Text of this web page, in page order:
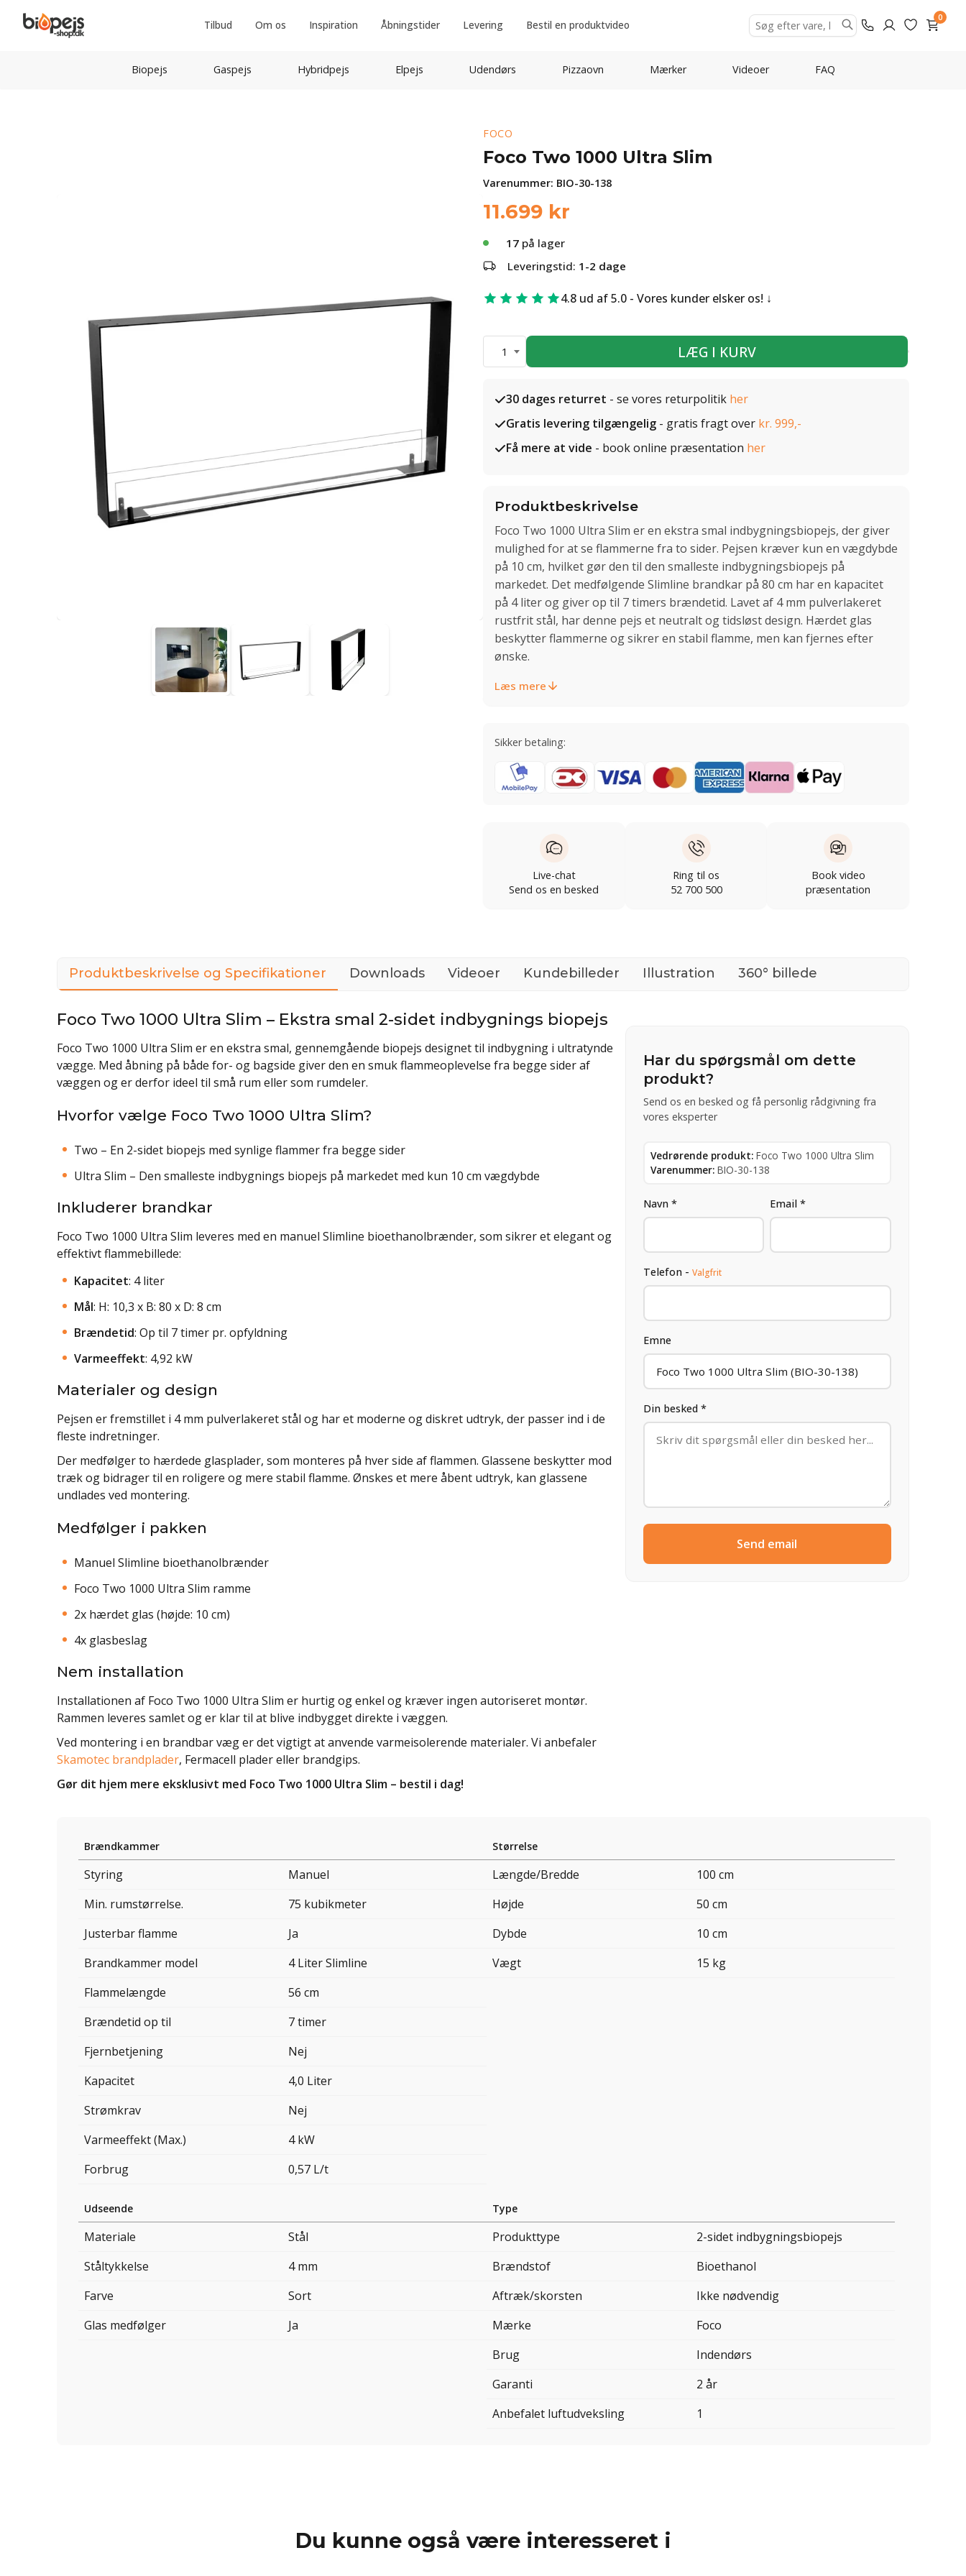
Tilbud Om os Inspiration Åbningstider Levering Bestil en produktvideo
0
Biopejs Gaspejs Hybridpejs Elpejs Udendørs Pizzaovn Mærker Videoer FAQ
FOCO
Foco Two 1000 Ultra Slim
Varenummer: BIO-30-138
11.699 kr
17 på lager
Leveringstid: 1-2 dage
4.8 ud af 5.0 - Vores kunder elsker os!
1 LÆG I KURV
30 dages returret - se vores returpolitik her
Gratis levering tilgængelig - gratis fragt over kr. 999,-
Få mere at vide - book online præsentation her
Produktbeskrivelse
Foco Two 1000 Ultra Slim er en ekstra smal indbygningsbiopejs, der giver
mulighed for at se flammerne fra to sider. Pejsen kræver kun en vægdybde
på 10 cm, hvilket gør den til den smalleste indbygningsbiopejs på
markedet. Det medfølgende Slimline brandkar på 80 cm har en kapacitet
på 4 liter og giver op til 7 timers brændetid. Lavet af 4 mm pulverlakeret
rustfrit stål, har denne pejs et neutralt og tidsløst design. Hærdet glas
beskytter flammerne og sikrer en stabil flamme, men kan fjernes efter
ønske.
Læs mere
Sikker betaling:
Live-chat
Send os en besked
Ring til os
52 700 500
Book video
præsentation
Produktbeskrivelse og Specifikationer Downloads Videoer Kundebilleder Illustration 360° billede
Foco Two 1000 Ultra Slim – Ekstra smal 2-sidet indbygnings biopejs
Foco Two 1000 Ultra Slim er en ekstra smal, gennemgående biopejs designet til indbygning i ultratynde
vægge. Med åbning på både for- og bagside giver den en smuk flammeoplevelse fra begge sider af
væggen og er derfor ideel til små rum eller som rumdeler.
Hvorfor vælge Foco Two 1000 Ultra Slim?
Two – En 2-sidet biopejs med synlige flammer fra begge sider
Ultra Slim – Den smalleste indbygnings biopejs på markedet med kun 10 cm vægdybde
Inkluderer brandkar
Foco Two 1000 Ultra Slim leveres med en manuel Slimline bioethanolbrænder, som sikrer et elegant og
effektivt flammebillede:
Kapacitet: 4 liter
Mål: H: 10,3 x B: 80 x D: 8 cm
Brændetid: Op til 7 timer pr. opfyldning
Varmeeffekt: 4,92 kW
Materialer og design
Pejsen er fremstillet i 4 mm pulverlakeret stål og har et moderne og diskret udtryk, der passer ind i de
fleste indretninger.
Der medfølger to hærdede glasplader, som monteres på hver side af flammen. Glassene beskytter mod
træk og bidrager til en roligere og mere stabil flamme. Ønskes et mere åbent udtryk, kan glassene
undlades ved montering.
Medfølger i pakken
Manuel Slimline bioethanolbrænder
Foco Two 1000 Ultra Slim ramme
2x hærdet glas (højde: 10 cm)
4x glasbeslag
Nem installation
Installationen af Foco Two 1000 Ultra Slim er hurtig og enkel og kræver ingen autoriseret montør.
Rammen leveres samlet og er klar til at blive indbygget direkte i væggen.
Ved montering i en brandbar væg er det vigtigt at anvende varmeisolerende materialer. Vi anbefaler
Skamotec brandplader, Fermacell plader eller brandgips.
Gør dit hjem mere eksklusivt med Foco Two 1000 Ultra Slim – bestil i dag!
Har du spørgsmål om dette
produkt?
Send os en besked og få personlig rådgivning fra
vores eksperter
Vedrørende produkt: Foco Two 1000 Ultra Slim
Varenummer: BIO-30-138
Navn * Email *
Telefon - Valgfrit
Emne
Din besked *
Send email
Brændkammer
Styring
Manuel
Min. rumstørrelse.
75 kubikmeter
Justerbar flamme
Ja
Brandkammer model
4 Liter Slimline
Flammelængde
56 cm
Brændetid op til
7 timer
Fjernbetjening
Nej
Kapacitet
4,0 Liter
Strømkrav
Nej
Varmeeffekt (Max.)
4 kW
Forbrug
0,57 L/t
Størrelse
Længde/Bredde
100 cm
Højde
50 cm
Dybde
10 cm
Vægt
15 kg
Udseende
Materiale
Stål
Ståltykkelse
4 mm
Farve
Sort
Glas medfølger
Ja
Type
Produkttype
2-sidet indbygningsbiopejs
Brændstof
Bioethanol
Aftræk/skorsten
Ikke nødvendig
Mærke
Foco
Brug
Indendørs
Garanti
2 år
Anbefalet luftudveksling
1
Du kunne også være interesseret i